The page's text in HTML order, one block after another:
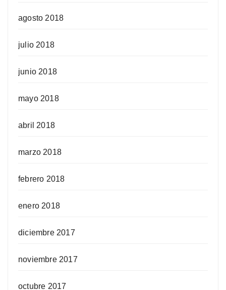
agosto 2018
julio 2018
junio 2018
mayo 2018
abril 2018
marzo 2018
febrero 2018
enero 2018
diciembre 2017
noviembre 2017
octubre 2017